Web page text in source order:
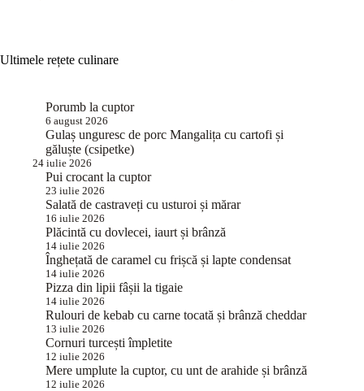
Ultimele rețete culinare
Porumb la cuptor
6 august 2026
Gulaș unguresc de porc Mangalița cu cartofi și
găluște (csipetke)
24 iulie 2026
Pui crocant la cuptor
23 iulie 2026
Salată de castraveți cu usturoi și mărar
16 iulie 2026
Plăcintă cu dovlecei, iaurt și brânză
14 iulie 2026
Înghețată de caramel cu frișcă și lapte condensat
14 iulie 2026
Pizza din lipii fâșii la tigaie
14 iulie 2026
Rulouri de kebab cu carne tocată și brânză cheddar
13 iulie 2026
Cornuri turcești împletite
12 iulie 2026
Mere umplute la cuptor, cu unt de arahide și brânză
12 iulie 2026